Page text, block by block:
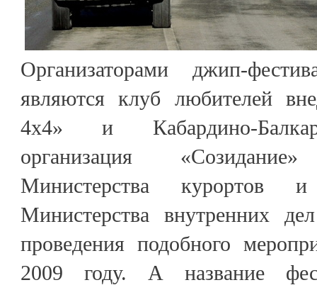
Организаторами джип-
являются клуб любителей
4х4» и Кабардино-
организация
Министерства
Министерства внутренних
проведения подобного
2009 году. А название